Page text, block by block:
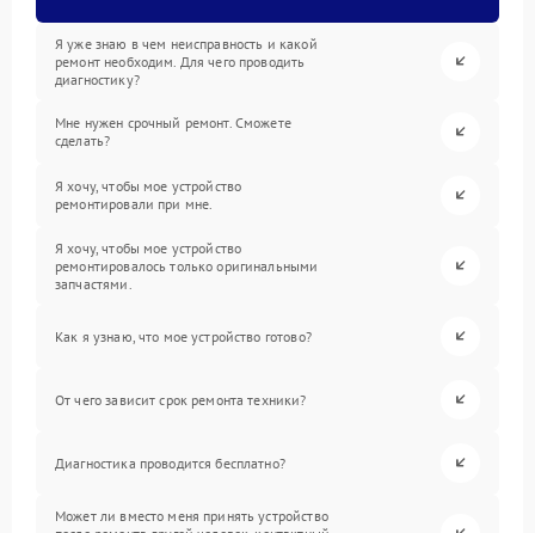
Я уже знаю в чем неисправность и какой
ремонт необходим. Для чего проводить
диагностику?
Мне нужен срочный ремонт. Сможете
сделать?
Я хочу, чтобы мое устройство
ремонтировали при мне.
Я хочу, чтобы мое устройство
ремонтировалось только оригинальными
запчастями.
Как я узнаю, что мое устройство готово?
От чего зависит срок ремонта техники?
Диагностика проводится бесплатно?
Может ли вместо меня принять устройство